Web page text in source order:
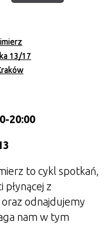
13/17
20:00
to cykl spotkań,
z
oraz odnajdujemy
nam w tym